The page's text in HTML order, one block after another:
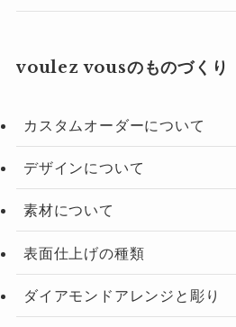
voulez vousのものづくり
カスタムオーダーについて
デザインについて
素材について
表面仕上げの種類
ダイアモンドアレンジと彫り